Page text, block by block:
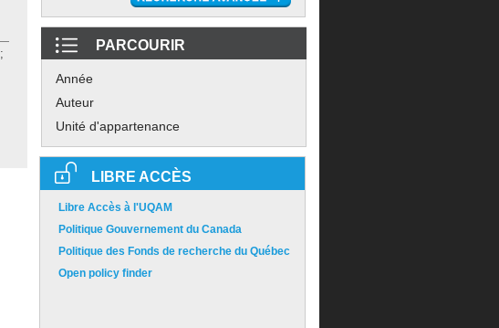
;
PARCOURIR
Année
Auteur
Unité d'appartenance
LIBRE ACCÈS
Libre Accès à l'UQAM
Politique Gouvernement du Canada
Politique des Fonds de recherche du Québec
Open policy finder